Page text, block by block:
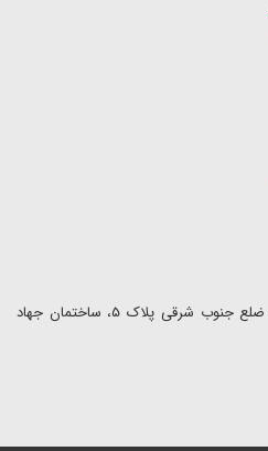
آدرس:تهران، میدان جهاد (فاطمی)، ضلع جنوب شرقی پلاک ۵، ساختمان جهاد